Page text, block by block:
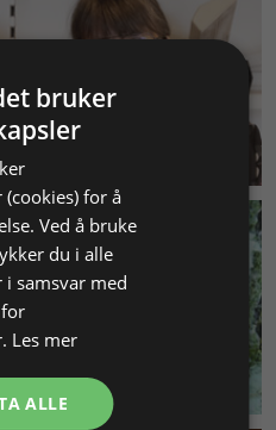
bruker
for å
Ved å bruke
du i alle
samsvar med
Les mer
ALLE